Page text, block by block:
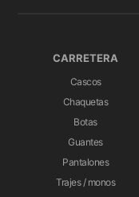
CARRETERA
Cascos
Chaquetas
Botas
Guantes
Pantalones
Trajes / monos